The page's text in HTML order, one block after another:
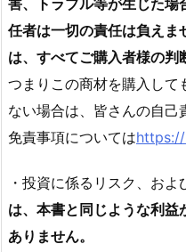
害、トラブル等が生じた場
任者は一切の責任は負えま
は、すべてご購入者様の判
つまりこの商材を購入して
ない場合は、皆さんの自己
免責事項については
・投資に係るリスク、およ
は、本書と同じような利益
ありません。